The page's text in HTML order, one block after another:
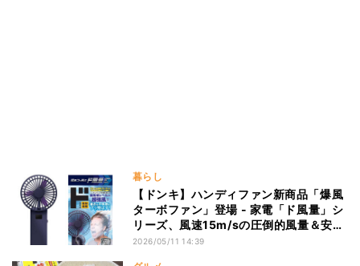
暮らし
【ドンキ】ハンディファン新商品「爆風
ターボファン」登場 - 家電「ド風量」シ
リーズ、風速15m/sの圧倒的風量＆安
全・長持ち仕様
2026/05/11 14:39